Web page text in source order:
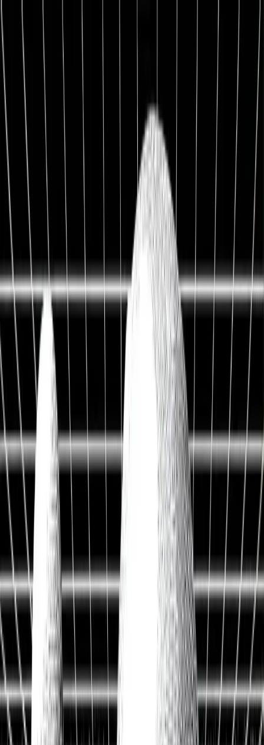
1:1 BETREUUNG
Werde Top 1 % Investor
Persönliche 1:1 Zusammenarbeit — Portfolio-Aufbau,
Strategie & exklusive Co-Investments.
26,8%
Ø Rendite / Jahr
3.129
Millionäre
100K+
Investoren
★★★★★ 4.9/5
Weiterempfehlung
Kostenfreies Erstgespräch
Live Workshop
TERMINAL + API
Kostenlos
Sieh, was andere nicht sehen
Fair Value, KI-Analysen & Screener zu 20.000+ Aktien —
vertraut von BlackRock, Goldman Sachs & Anthropic.
100M+
Kennzahlen
50 J.
Historische Daten
<10ms
API-Latenz
Kostenlos Aktien analysieren